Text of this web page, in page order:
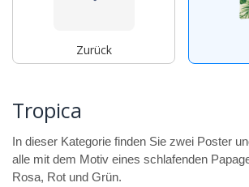
Zurück
Tropica
In dieser Kategorie finden Sie zwei Poster
alle mit dem Motiv eines schlafenden
Rosa, Rot und Grün.